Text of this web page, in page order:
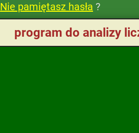
Nie pamiętasz hasła ?
program do analizy